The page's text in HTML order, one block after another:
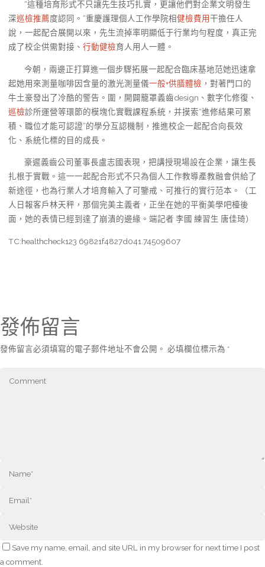
“這種培育形式不只讓先生技巧扎實，更讓他們對企業文明發生
深巡檢推薦度認同。”重慶護理個人工作學院相健檢費用干擔任人
說，一起配合展開以來，先生流掉率明顯低于行業均勻程度，真正完
成了校企供需對接、 行動健檢育人用人一體。
今朝，兩邊正打算進一個步驟拓展一起配合臨床基地范她迅速拿
起她用來測量咖啡因含量的激光測量儀一般+供膳體檢 ，對著門口的
牛土豪發出了冷酷的警告。圍，開闢籠罩義齒design、數字化修復、
巡檢診所運營等環節的模塊化實戰課程系統，并摸索“進修結果可累
積、職位才能可認證”的學分互認機制，推進校企一起配合向長效
化、系統化標的目的成長。
豪遲義齒公司董事長盧志國表現，把講授現場設在企業，讓生長
扎根于實戰。這一一起配合形式不只為個人工作教導產教融會供給了
新途徑，也為行業人才培育輸入了可鑒戒、可推行的實行范本。（工
人日報客戶林天秤，那個完美主義者，正坐在她的平衡美學吧檯後
面，她的表情已經到達了崩潰的邊緣。端記者 李國 練習生 唐佳琦）
TC:healthcheck123 69821f4827d041.74509607
發佈留言
發佈留言必須填寫的電子郵件地址不會公開。 必填欄位標示為 *
Save my name, email, and site URL in my browser for next time I post
a comment.